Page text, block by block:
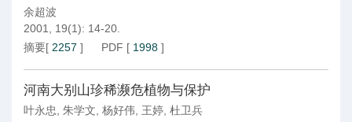
余超波
2001, 19(1): 14-20.
摘要[ 2257 ] PDF [ 1998 ]
河南大别山珍稀濒危植物与保护
叶永忠 朱学文 杨好伟 王婷 杜卫兵